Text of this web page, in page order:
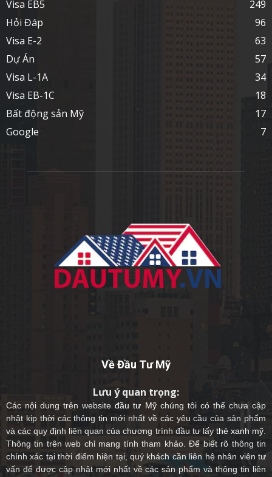
Visa EB5
249
Hỏi Đáp
96
Visa E-2
63
Dự Án
57
Visa L-1A
34
Visa EB-1C
18
Bất động sản Mỹ
17
Google
7
Về Đầu Tư Mỹ
Lưu ý quan trọng:
Các nội dung trên websiteđầu tư Mỹchúng tôi có thể chưa cập
nhật kịp thời các thông tin mới nhất về các yêu cầu của sản phẩm
và các quy định liên quan của chương trình đầu tư lấy thẻ xanh mỹ
Thông tin trên web chỉ mang tính tham khảo. Để biết rõ thông tin
chính xác tại thời điểm hiện tại, quý khách cần liên hệ nhân viên tư
vấn để được cập nhật mới nhất về các sản phẩm và thông tin liên